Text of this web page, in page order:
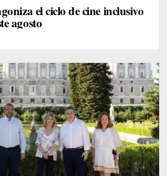
el ciclo de cine inclusivo
agosto